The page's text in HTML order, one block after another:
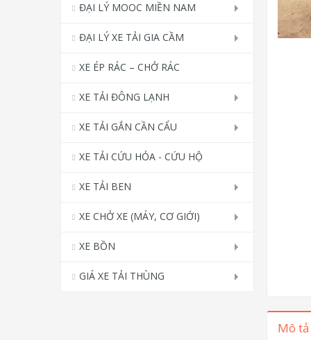
ĐẠI LÝ MOOC MIỀN NAM
ĐẠI LÝ XE TẢI GIA CẦM
XE ÉP RÁC – CHỞ RÁC
XE TẢI ĐÔNG LẠNH
XE TẢI GẮN CẦN CẨU
XE TẢI CỨU HỎA - CỨU HỘ
XE TẢI BEN
XE CHỞ XE (MÁY, CƠ GIỚI)
XE BỒN
GIÁ XE TẢI THÙNG
Mô tả